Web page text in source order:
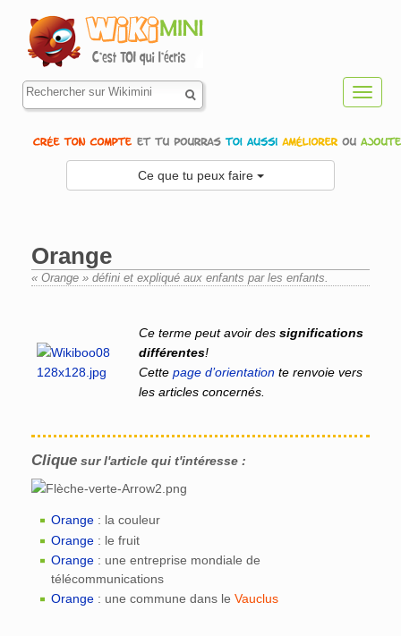
Ce que tu peux faire
Orange
« Orange » défini et expliqué aux enfants par les enfants.
Ce terme peut avoir des significations
différentes!
Cette page d’orientationte renvoie vers
les articles concernés.
Clique sur l'article qui t'intéresse :
Orange : la couleur
Orange : le fruit
Orange : une entreprise mondiale de
télécommunications
Orange : une commune dans leVauclus